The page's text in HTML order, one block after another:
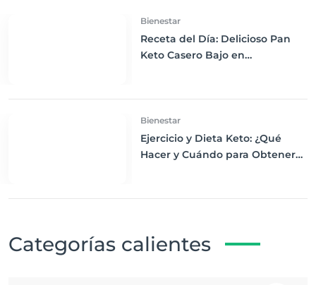
Bienestar
Receta del Día: Delicioso Pan
Keto Casero Bajo en
Bienestar
Ejercicio y Dieta Keto: ¿Qué
Hacer y Cuándo para Obtener
Categorías calientes